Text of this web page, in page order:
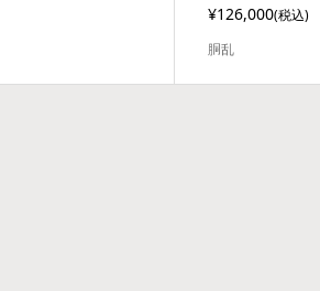
¥126,000(税込)
胴乱